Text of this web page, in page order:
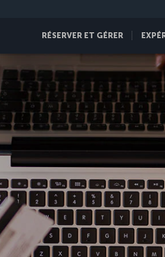
RÉSERVER ET GÉRER